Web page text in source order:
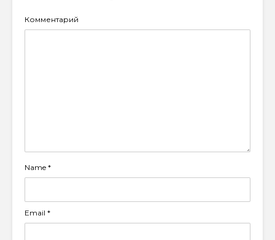
Комментарий
Name *
Email *